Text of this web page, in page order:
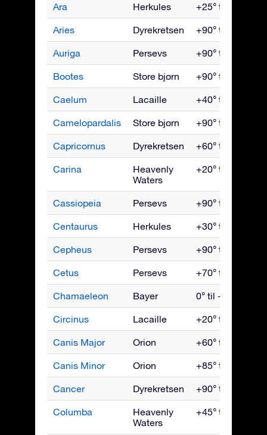
Ara Herkules +25° til -90°
Aries Dyrekretsen +90° til -60°
Auriga Persevs +90° til -40°
Bootes Store bjørn +90° til -50°
Caelum Lacaille +40° til -90°
Camelopardalis Store bjørn +90° til -10°
Capricornus Dyrekretsen +60° til -90°
Carina
Heavenly
Waters
+20° til -90°
Cassiopeia Persevs +90° til -20°
Centaurus Herkules +30° til -90°
Cepheus Persevs +90° til -10°
Cetus Persevs +70° til -90°
Chamaeleon Bayer 0° til -90°
Circinus Lacaille +20° til -90°
Canis Major Orion +60° til -90°
Canis Minor Orion +85° til -75°
Cancer Dyrekretsen +90° til -60°
Columba
Heavenly
Waters
+45° til -90°